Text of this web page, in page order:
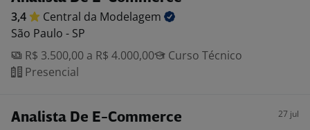
3,4 Central da Modelagem
São Paulo - SP
R$ 3.500,00 a R$ 4.000,00
Curso Técnico
Presencial
Analista De E-Commerce 27 jul